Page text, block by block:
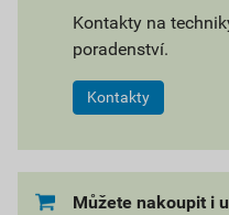
Kontakty na
poradenství.
Kontakty
Můžete nakoupit i